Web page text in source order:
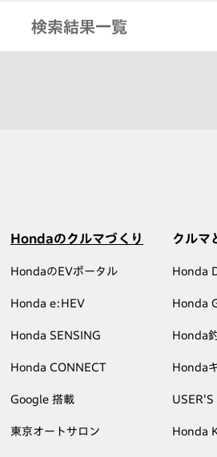
検索結果一覧
Hondaのクルマづくり
HondaのEVポータル
Honda e:HEV
Honda SENSING
Honda CONNECT
Google 搭載
東京オートサロン
クルマ
Honda
Honda
Honda
Honda
USER'S
Honda